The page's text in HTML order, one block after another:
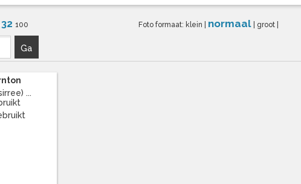
32 100 Foto formaat: klein normaal groot
Ga
...